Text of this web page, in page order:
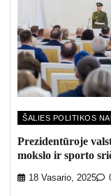
ŠALIES POLITIKOS
Prezidentūroje
mokslo ir sporto
18 Vasario, 2025